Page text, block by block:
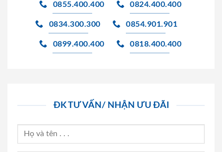
0855.400.400 0824.400.400
0834.300.300 0854.901.901
0899.400.400 0818.400.400
ĐK TƯ VẤN/ NHẬN ƯU ĐÃI